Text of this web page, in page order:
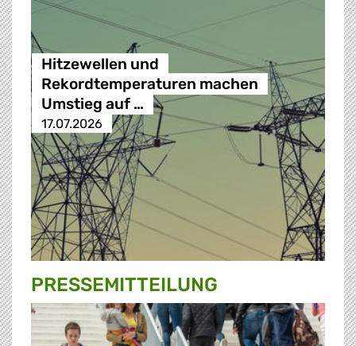
Hitzewellen und
Rekordtemperaturen machen
Umstieg auf …
17.07.2026
PRESSE­MITTEILUNG